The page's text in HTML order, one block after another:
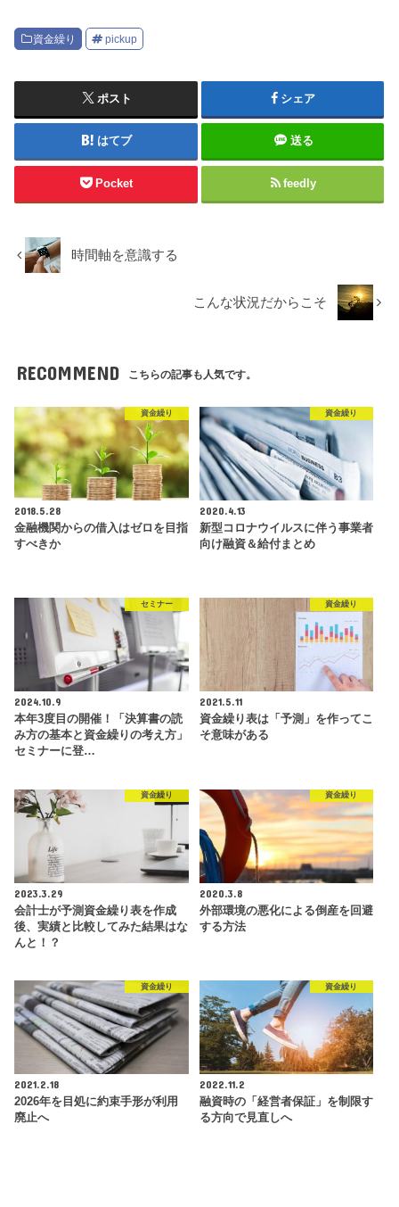
資金繰り pickup
ポスト シェア
はてブ 送る
Pocket feedly
時間軸を意識する
こんな状況だからこそ
RECOMMEND こちらの記事も人気です。
資金繰り
2018.5.28
金融機関からの借入はゼロを目指
すべきか
資金繰り
2020.4.13
新型コロナウイルスに伴う事業者
向け融資＆給付まとめ
セミナー
2024.10.9
本年3度目の開催！「決算書の読
み方の基本と資金繰りの考え方」
セミナーに登…
資金繰り
2021.5.11
資金繰り表は「予測」を作ってこ
そ意味がある
資金繰り
2023.3.29
会計士が予測資金繰り表を作成
後、実績と比較してみた結果はな
んと！？
資金繰り
2020.3.8
外部環境の悪化による倒産を回避
する方法
資金繰り
2021.2.18
2026年を目処に約束手形が利用
廃止へ
資金繰り
2022.11.2
融資時の「経営者保証」を制限す
る方向で見直しへ